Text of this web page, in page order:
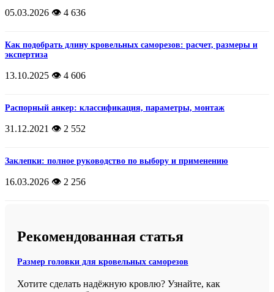
05.03.2026 👁️ 4 636
Как подобрать длину кровельных саморезов: расчет, размеры и
экспертиза
13.10.2025 👁️ 4 606
Распорный анкер: классификация, параметры, монтаж
31.12.2021 👁️ 2 552
Заклепки: полное руководство по выбору и применению
16.03.2026 👁️ 2 256
Рекомендованная статья
Размер головки для кровельных саморезов
Хотите сделать надёжную кровлю? Узнайте, как